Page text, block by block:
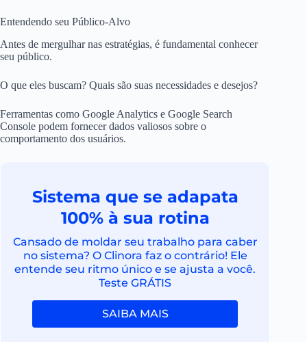
Entendendo seu Público-Alvo
Antes de mergulhar nas estratégias, é fundamental conhecer
seu público.
O que eles buscam? Quais são suas necessidades e desejos?
Ferramentas como Google Analytics e Google Search
Console podem fornecer dados valiosos sobre o
comportamento dos usuários.
Sistema que se adapata
100% à sua rotina
Cansado de moldar seu trabalho para caber
no sistema? O Clinora faz o contrário! Ele
entende seu ritmo único e se ajusta a você.
Teste GRÁTIS
SAIBA MAIS